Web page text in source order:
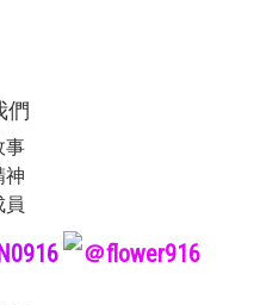
們
事
神
員
＠flower916